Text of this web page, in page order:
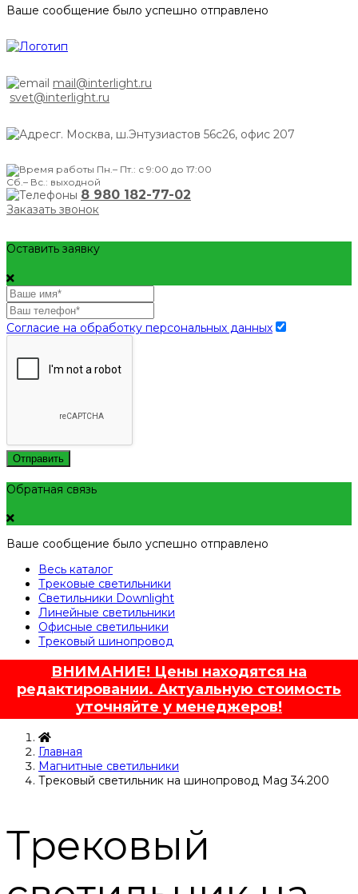
Ваше сообщение было успешно отправлено
mail@interlight.ru
svet@interlight.ru
г. Москва, ш.Энтузиастов 56с26, офис 207
Пн.– Пт.: с 9:00 до 17:00
Сб.– Вс.: выходной
8 980 182-77-02
Заказать звонок
Оставить заявку
Согласие на обработку персональных данных
Отправить
Обратная связь
Ваше сообщение было успешно отправлено
Весь каталог
Трековые светильники
Светильники Downlight
Линейные светильники
Офисные светильники
Трековый шинопровод
ВНИМАНИЕ! Цены находятся на
редактировании. Актуальную стоимость
уточняйте у менеджеров!
Главная
Магнитные светильники
Трековый светильник на шинопровод Mag 34.200
Трековый